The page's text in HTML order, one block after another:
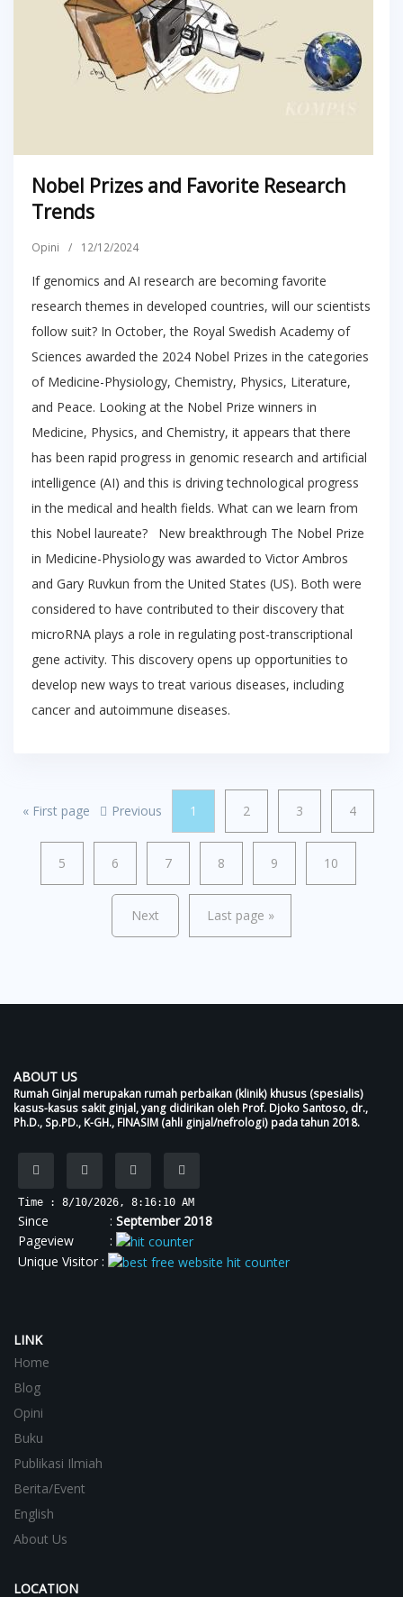
Nobel Prizes and Favorite Research
Trends
Opini / 12/12/2024
If genomics and AI research are becoming favorite
research themes in developed countries, will our scientists
follow suit? In October, the Royal Swedish Academy of
Sciences awarded the 2024 Nobel Prizes in the categories
of Medicine-Physiology, Chemistry, Physics, Literature,
and Peace. Looking at the Nobel Prize winners in
Medicine, Physics, and Chemistry, it appears that there
has been rapid progress in genomic research and artificial
intelligence (AI) and this is driving technological progress
in the medical and health fields. What can we learn from
this Nobel laureate? New breakthrough The Nobel Prize
in Medicine-Physiology was awarded to Victor Ambros
and Gary Ruvkun from the United States (US). Both were
considered to have contributed to their discovery that
microRNA plays a role in regulating post-transcriptional
gene activity. This discovery opens up opportunities to
develop new ways to treat various diseases, including
cancer and autoimmune diseases.
« First page Previous 1 2 3 4
5 6 7 8 9 10
Next Last page »
ABOUT US
Rumah Ginjal merupakan rumah perbaikan (klinik) khusus (spesialis)
kasus-kasus sakit ginjal, yang didirikan oleh Prof. Djoko Santoso, dr.,
Ph.D., Sp.PD., K-GH., FINASIM (ahli ginjal/nefrologi) pada tahun 2018.
Time : 8/10/2026, 8:16:10 AM
Since : September 2018
Pageview :
Unique Visitor :
LINK
Home
Blog
Opini
Buku
Publikasi Ilmiah
Berita/Event
English
About Us
LOCATION